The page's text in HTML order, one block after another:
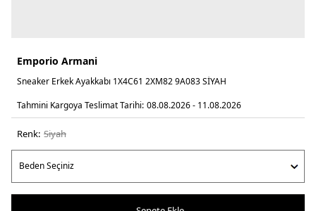
Emporio Armani
Sneaker Erkek Ayakkabı 1X4C61 2XM82 9A083 SİYAH
Tahmini Kargoya Teslimat Tarihi: 08.08.2026 - 11.08.2026
Renk: si̇yah